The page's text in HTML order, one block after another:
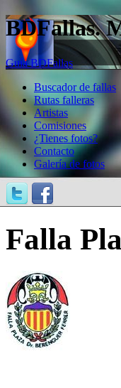
BDFallas.
Guía BDFallas
Buscador de fallas
Rutas falleras
Artistas
Comisiones
¿Tienes fotos?
Contacto
Galería de fotos
Falla